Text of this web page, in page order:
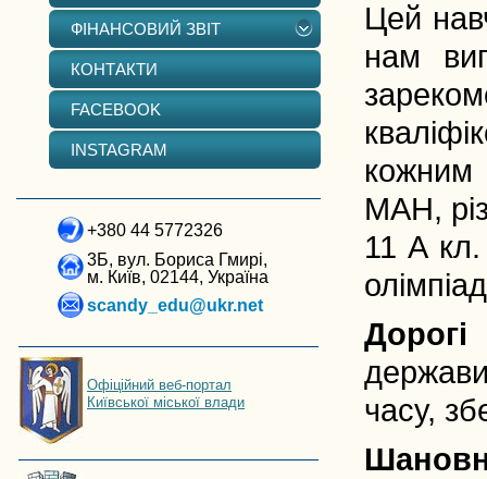
ФІНАНСОВИЙ ЗВІТ
КОНТАКТИ
FACEBOOK
INSTAGRAM
+380 44 5772326
3Б, вул. Бориса Гмирі,
м. Київ, 02144, Україна
scandy_edu@ukr.net
Офіційний веб-портал
Київської міської влади
Цей
нам
кожним
МАН,
11 А
Дорогі
часу,